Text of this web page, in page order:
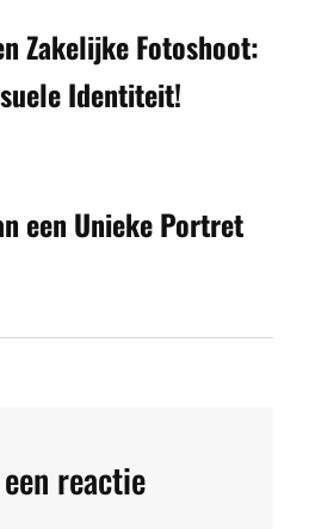
Zakelijke Fotoshoot:
Identiteit!
een Unieke Portret
reactie